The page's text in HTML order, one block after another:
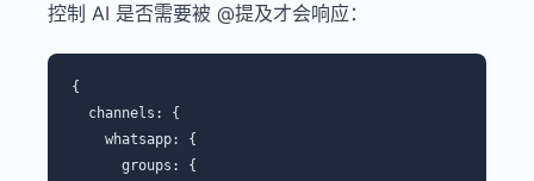
控制 AI 是否需要被 @提及才会响应：
{
  channels: {
    whatsapp: {
      groups: {